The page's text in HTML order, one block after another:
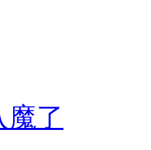
魔了